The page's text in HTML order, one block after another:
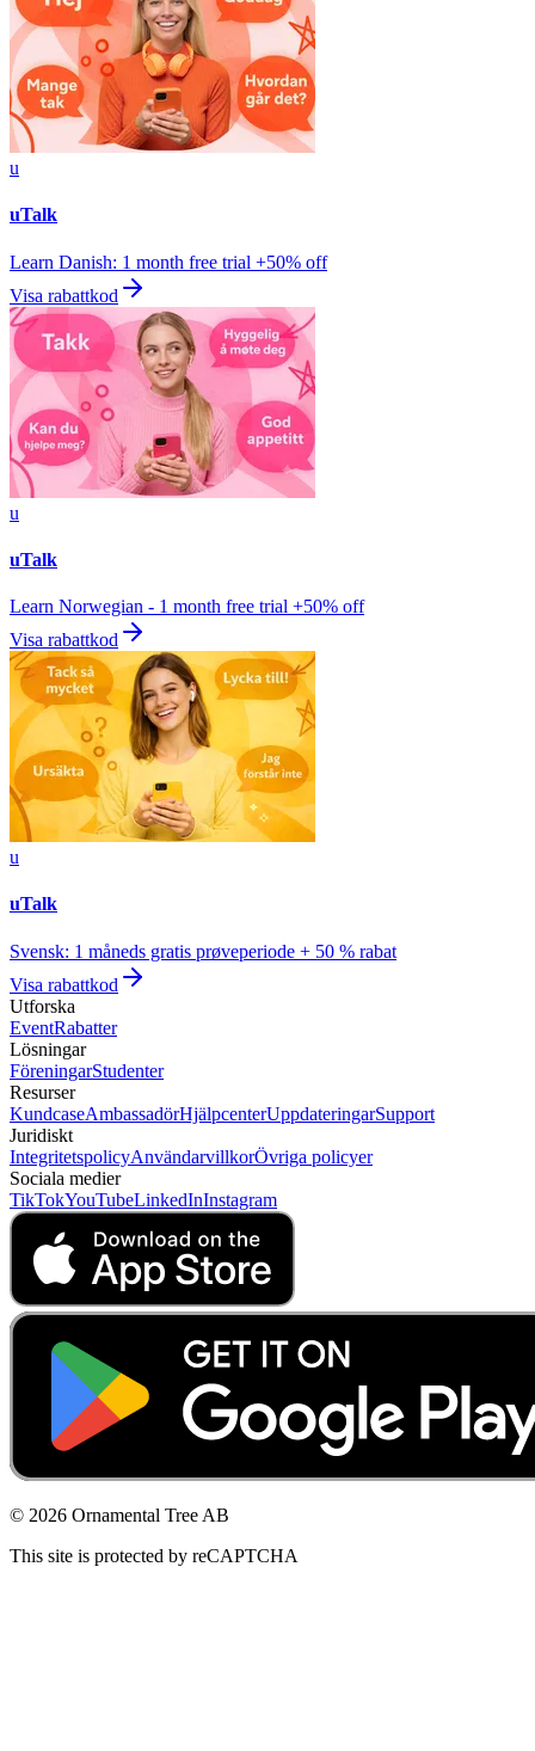
u
uTalk
Learn Danish: 1 month free trial +50% off
Visa rabattkod
u
uTalk
Learn Norwegian - 1 month free trial +50% off
Visa rabattkod
u
uTalk
Svensk: 1 måneds gratis prøveperiode + 50 % rabat
Visa rabattkod
Utforska
EventRabatter
Lösningar
FöreningarStudenter
Resurser
KundcaseAmbassadörHjälpcenterUppdateringarSupport
Juridiskt
IntegritetspolicyAnvändarvillkorÖvriga policyer
Sociala medier
TikTokYouTubeLinkedInInstagram
© 2026 Ornamental Tree AB
This site is protected by reCAPTCHA